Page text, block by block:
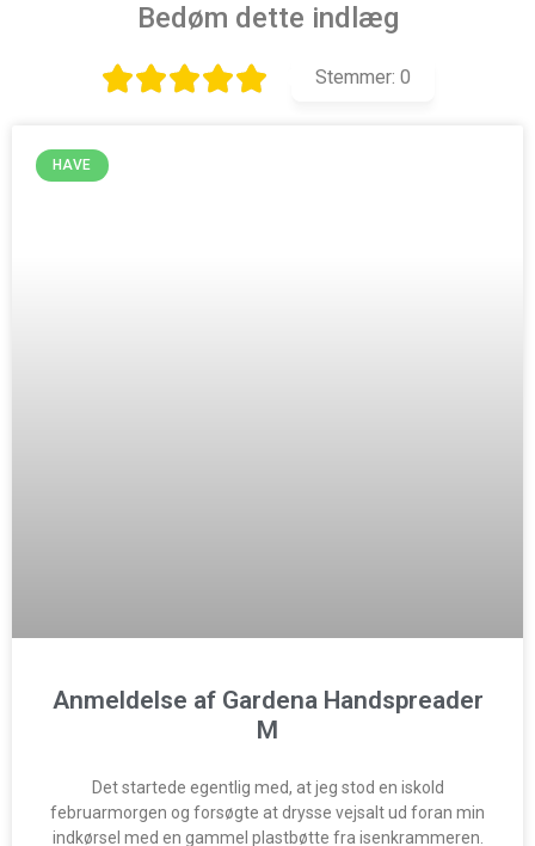
Bedøm dette indlæg
Stemmer: 0
HAVE
Anmeldelse af Gardena Handspreader
M
Det startede egentlig med, at jeg stod en iskold
februarmorgen og forsøgte at drysse vejsalt ud foran min
indkørsel med en gammel plastbøtte fra isenkrammeren.